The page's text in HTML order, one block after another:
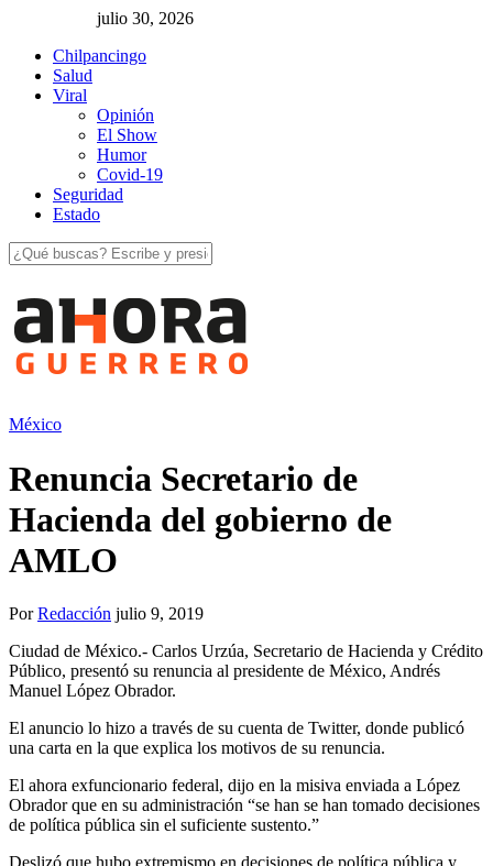
julio 30, 2026
Chilpancingo
Salud
Viral
Opinión
El Show
Humor
Covid-19
Seguridad
Estado
México
Renuncia Secretario de
Hacienda del gobierno de
AMLO
PorRedacción julio 9, 2019
Ciudad de México.- Carlos Urzúa, Secretario de Hacienda y Crédito
Público, presentó su renuncia al presidente de México, Andrés
Manuel López Obrador.
El anuncio lo hizo a través de su cuenta de Twitter, donde publicó
una carta en la que explica los motivos de su renuncia.
El ahora exfuncionario federal, dijo en la misiva enviada a López
Obrador que en su administración “se han se han tomado decisiones
de política pública sin el suficiente sustento.”
Deslizó que hubo extremismo en decisiones de política pública y